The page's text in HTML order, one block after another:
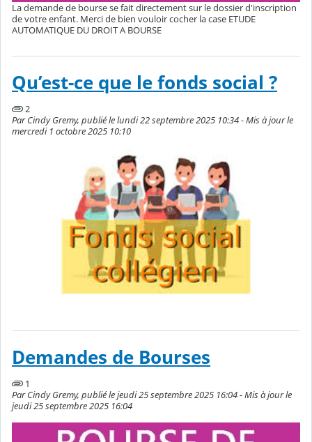
La demande de bourse se fait directement sur le dossier d'inscription
de votre enfant. Merci de bien vouloir cocher la case ETUDE
AUTOMATIQUE DU DROIT A BOURSE
Qu’est-ce que le fonds social ?
2
Par Cindy Gremy, publié le lundi 22 septembre 2025 10:34 - Mis à jour le
mercredi 1 octobre 2025 10:10
Demandes de Bourses
1
Par Cindy Gremy, publié le jeudi 25 septembre 2025 16:04 - Mis à jour le
jeudi 25 septembre 2025 16:04